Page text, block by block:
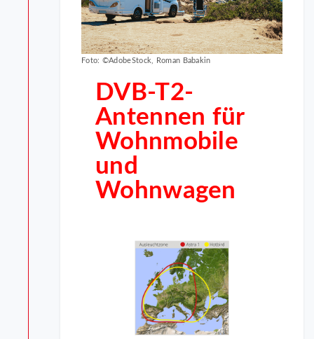
Foto: ©AdobeStock, Roman Babakin
DVB-T2-
Antennen für
Wohnmobile
und
Wohnwagen